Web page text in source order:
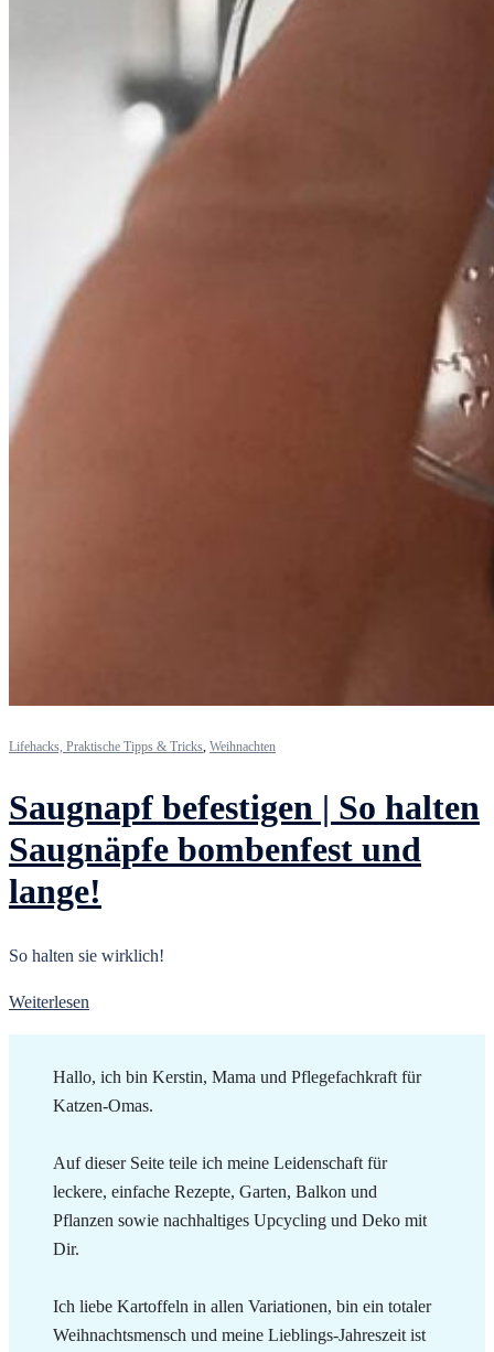
Lifehacks, Praktische Tipps & Tricks, Weihnachten
Saugnapf befestigen | So halten
Saugnäpfe bombenfest und
lange!
So halten sie wirklich!
Weiterlesen
Hallo, ich bin Kerstin, Mama und Pflegefachkraft für
Katzen-Omas.
Auf dieser Seite teile ich meine Leidenschaft für
leckere, einfache Rezepte, Garten, Balkon und
Pflanzen sowie nachhaltiges Upcycling und Deko mit
Dir.
Ich liebe Kartoffeln in allen Variationen, bin ein totaler
Weihnachtsmensch und meine Lieblings-Jahreszeit ist